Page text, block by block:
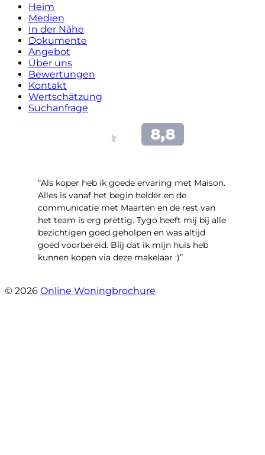
Heim
Medien
In der Nähe
Dokumente
Angebot
Über uns
Bewertungen
Kontakt
Wertschätzung
Suchanfrage
“Als koper heb ik goede ervaring met Maison.
Alles is vanaf het begin helder en de
communicatie met Maarten en de rest van
het team is erg prettig. Tygo heeft mij bij alle
bezichtigen goed geholpen en was altijd
goed voorbereid. Blij dat ik mijn huis heb
kunnen kopen via deze makelaar :)”
© 2026 Online Woningbrochure